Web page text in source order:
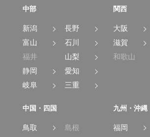
中部
新潟
長野
富山
石川
福井
山梨
静岡
愛知
岐阜
三重
関西
大阪
滋賀
和歌山
中国・四国
鳥取
島根
九州・沖縄
福岡